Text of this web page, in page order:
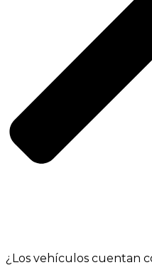
¿Los vehículos cuentan